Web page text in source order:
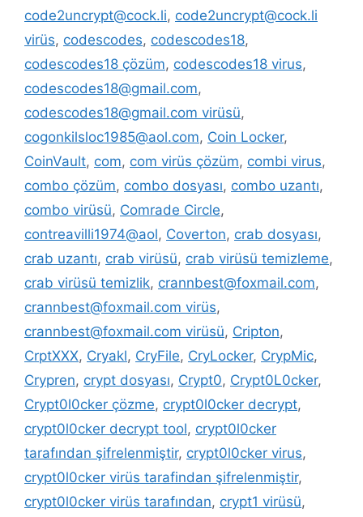
code2uncrypt@cock.li, code2uncrypt@cock.li
virüs, codescodes, codescodes18,
codescodes18 çözüm, codescodes18 virus,
codescodes18@gmail.com,
codescodes18@gmail.com virüsü,
cogonkilsloc1985@aol.com, Coin Locker,
CoinVault, com, com virüs çözüm, combi virus,
combo çözüm, combo dosyası, combo uzantı,
combo virüsü, Comrade Circle,
contreavilli1974@aol, Coverton, crab dosyası,
crab uzantı, crab virüsü, crab virüsü temizleme,
crab virüsü temizlik, crannbest@foxmail.com,
crannbest@foxmail.com virüs,
crannbest@foxmail.com virüsü, Cripton,
CrptXXX, Cryakl, CryFile, CryLocker, CrypMic,
Crypren, crypt dosyası, Crypt0, Crypt0L0cker,
Crypt0l0cker çözme, crypt0l0cker decrypt,
crypt0l0cker decrypt tool, crypt0l0cker
tarafından şifrelenmiştir, crypt0l0cker virus,
crypt0l0cker virüs tarafindan şifrelenmiştir,
crypt0l0cker virüs tarafından, crypt1 virüsü,